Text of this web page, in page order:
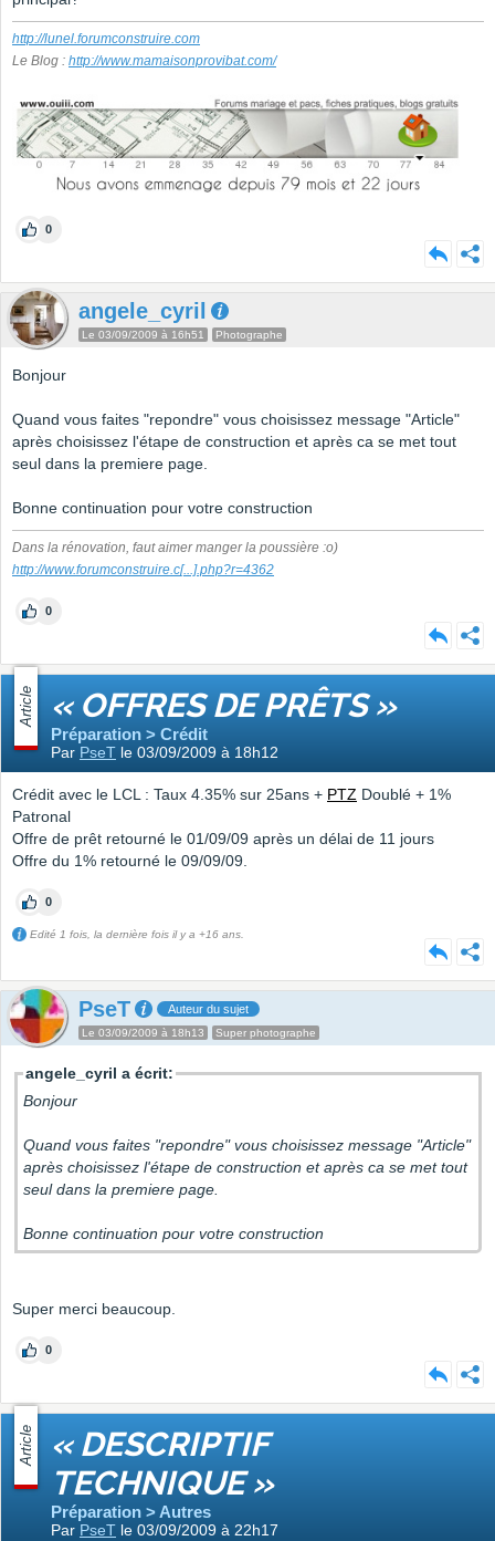
http://lunel.forumconstruire.com
Le Blog : http://www.mamaisonprovibat.com/
0
angele_cyril
Le 03/09/2009 à 16h51 Photographe
Bonjour
Quand vous faites "repondre" vous choisissez message "Article"
après choisissez l'étape de construction et après ca se met tout
seul dans la premiere page.
Bonne continuation pour votre construction
Dans la rénovation, faut aimer manger la poussière :o)
http://www.forumconstruire.c[...].php?r=4362
0
Article « OFFRES DE PRÊTS »
Préparation > Crédit
Par PseT le 03/09/2009 à 18h12
Crédit avec le LCL : Taux 4.35% sur 25ans + PTZ Doublé + 1%
Patronal
Offre de prêt retourné le 01/09/09 après un délai de 11 jours
Offre du 1% retourné le 09/09/09.
0
Edité 1 fois, la dernière fois il y a +16 ans.
PseT Auteur du sujet
Le 03/09/2009 à 18h13 Super photographe
angele_cyril a écrit:
Bonjour
Quand vous faites "repondre" vous choisissez message "Article"
après choisissez l'étape de construction et après ca se met tout
seul dans la premiere page.
Bonne continuation pour votre construction
Super merci beaucoup.
0
Article « DESCRIPTIF
TECHNIQUE »
Préparation > Autres
Par PseT le 03/09/2009 à 22h17